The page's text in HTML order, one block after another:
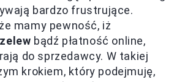
bardzo frustrujące.
mamy pewność, iż
bądź płatność online,
do sprzedawcy. W takiej
krokiem, który podejmuję,